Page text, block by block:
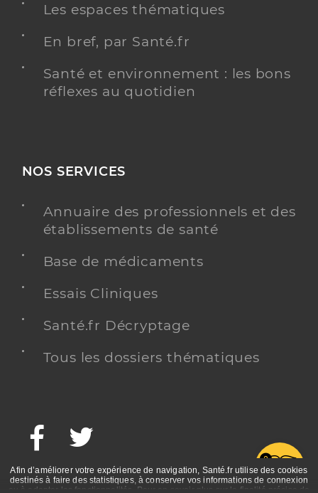
Les espaces thématiques
En bref, par Santé.fr
Santé et environnement : les bons
réflexes au quotidien
NOS SERVICES
Annuaire des professionnels et des
établissements de santé
Base de médicaments
Essais Cliniques
Santé.fr Décryptage
Tous les dossiers thématiques
Facebook
Afin d’améliorer votre expérience de navigation, Santé.fr utilise des cookies
destinés à faire des statistiques, à conserver vos informations de connexion
ou à adapter les fonctionnalités. Pour en savoir plus sur la finalité précise de